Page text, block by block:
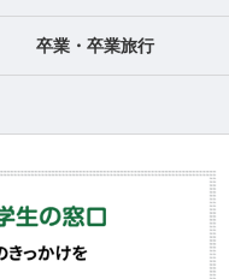
卒業・卒業旅行